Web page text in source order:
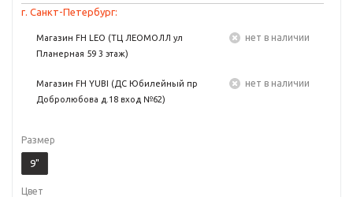
г. Санкт-Петербург:
Магазин FH LEO (ТЦ ЛЕОМОЛЛ ул
Планерная 59 3 этаж)
Нет в наличии
Магазин FH YUBI (ДС Юбилейный пр
Добролюбова д.18 вход №62)
Нет в наличии
Размер
9"
Цвет